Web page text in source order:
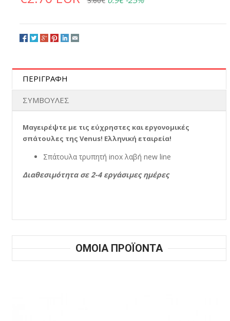
ΠΕΡΙΓΡΑΦΗ
ΣΥΜΒΟΥΛΕΣ
Μαγειρέψτε με τις εύχρηστες και εργονομικές
σπάτουλες της Venus! Ελληνική εταιρεία!
Σπάτουλα τρυπητή inox λαβή new line
Διαθεσιμότητα σε 2-4 εργάσιμες ημέρες
ΟΜΟΙΑ ΠΡΟΪΟΝΤΑ